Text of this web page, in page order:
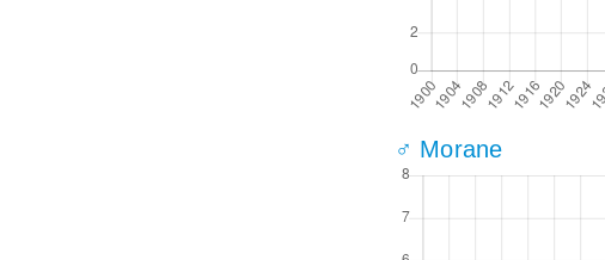
♂ Morane